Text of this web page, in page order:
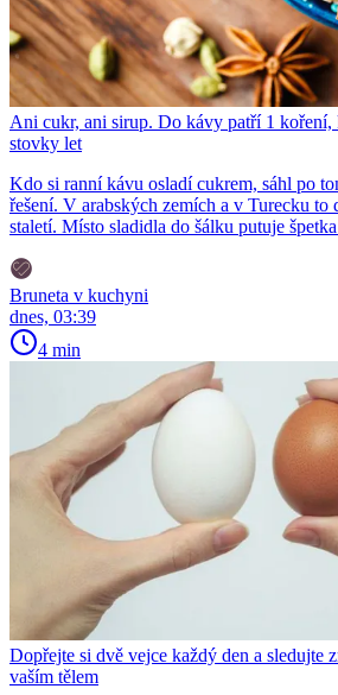
Ani cukr, ani sirup. Do kávy patří 1
stovky let
Kdo si ranní kávu osladí cukrem, sáhl po
řešení. V arabských zemích a v Turecku to
staletí. Místo sladidla do šálku putuje
Bruneta v kuchyni
dnes, 03:39
4 min
Dopřejte si dvě vejce každý den a sledujte
vaším tělem